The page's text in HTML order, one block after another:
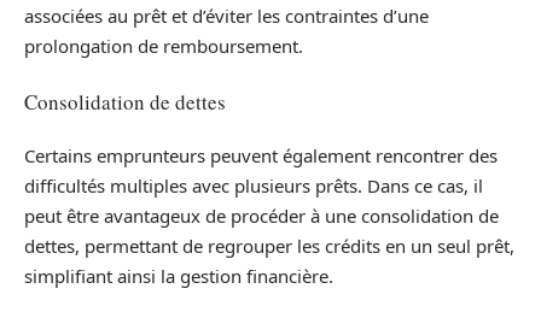
associées au prêt et d’éviter les contraintes d’une
prolongation de remboursement.
Consolidation de dettes
Certains emprunteurs peuvent également rencontrer des
difficultés multiples avec plusieurs prêts. Dans ce cas, il
peut être avantageux de procéder à une consolidation de
dettes, permettant de regrouper les crédits en un seul prêt,
simplifiant ainsi la gestion financière.